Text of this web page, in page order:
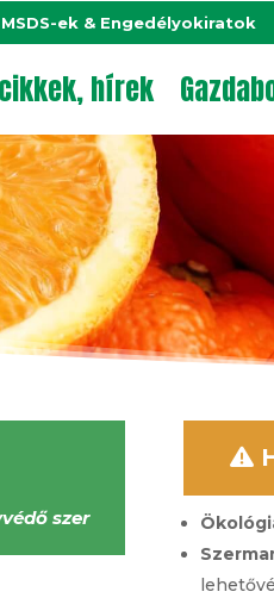
MSDS-ek & Engedélyokiratok
hírek
szer
lehetővé